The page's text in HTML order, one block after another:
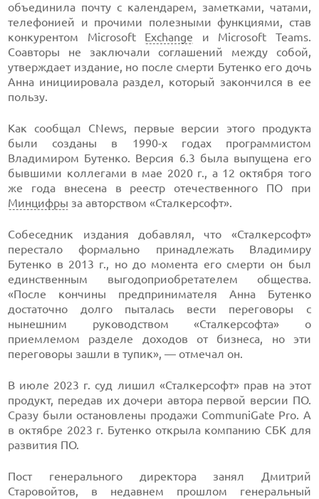
объединила почту с календарем, заметками, чатами,
телефонией и прочими полезными функциями, став
конкурентом Microsoft Exchange и Microsoft Teams.
Соавторы не заключали соглашений между собой,
утверждает издание, но после смерти Бутенко его дочь
Анна инициировала раздел, который закончился в ее
пользу.
Как сообщал CNews, первые версии этого продукта
были созданы в 1990-х годах программистом
Владимиром Бутенко. Версия 6.3 была выпущена его
бывшими коллегами в мае 2020 г., а 12 октября того
же года внесена в реестр отечественного ПО при
Минцифры за авторством «Сталкерсофт».
Собеседник издания добавлял, что «Сталкерсофт»
перестало формально принадлежать Владимиру
Бутенко в 2013 г., но до момента его смерти он был
единственным выгодоприобретателем общества.
«После кончины предпринимателя Анна Бутенко
достаточно долго пыталась вести переговоры с
нынешним руководством «Сталкерсофта» о
приемлемом разделе доходов от бизнеса, но эти
переговоры зашли в тупик», — отмечал он.
В июле 2023 г. суд лишил «Сталкерсофт» прав на этот
продукт, передав их дочери автора первой версии ПО.
Сразу были остановлены продажи CommuniGate Pro. А
в октябре 2023 г. Бутенко открыла компанию СБК для
развития ПО.
Пост генерального директора занял Дмитрий
Старовойтов, в недавнем прошлом генеральный